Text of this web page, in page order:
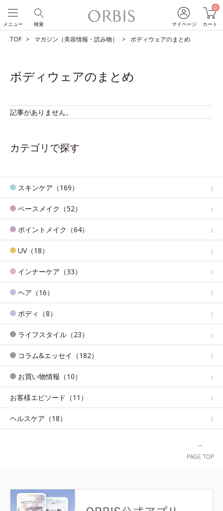
マイページ
0
カート
検索
メニュー
TOP マガジン（美容情報・読み物） ボディウェアのまとめ
ボディウェアのまとめ
記事がありません。
カテゴリで探す
スキンケア（169）
ベースメイク（52）
ポイントメイク（64）
UV（18）
インナーケア（33）
ヘア（16）
ボディ（8）
ライフスタイル（23）
コラム&エッセイ（182）
お買い物情報（10）
お客様エピソード（11）
ヘルスケア（18）